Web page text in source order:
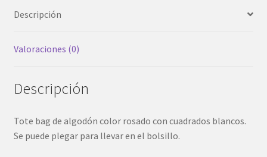
Descripción
Valoraciones (0)
Descripción
Tote bag de algodón color rosado con cuadrados blancos.
Se puede plegar para llevar en el bolsillo.